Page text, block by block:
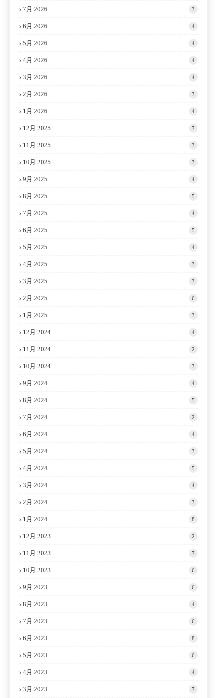
7月 2026 3
6月 2026 4
5月 2026 4
4月 2026 4
3月 2026 4
2月 2026 3
1月 2026 4
12月 2025 7
11月 2025 3
10月 2025 3
9月 2025 4
8月 2025 5
7月 2025 4
6月 2025 5
5月 2025 4
4月 2025 3
3月 2025 3
2月 2025 6
1月 2025 3
12月 2024 4
11月 2024 2
10月 2024 3
9月 2024 4
8月 2024 5
7月 2024 2
6月 2024 4
5月 2024 3
4月 2024 5
3月 2024 4
2月 2024 3
1月 2024 8
12月 2023 2
11月 2023 7
10月 2023 6
9月 2023 6
8月 2023 4
7月 2023 6
6月 2023 8
5月 2023 6
4月 2023 4
3月 2023 7